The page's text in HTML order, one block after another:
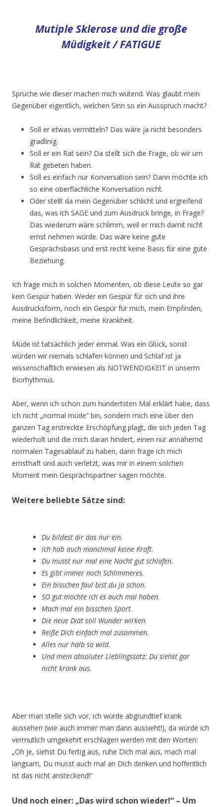
Mutiple Sklerose und die große
Müdigkeit / FATIGUE
Sprüche wie dieser machen mich wütend. Was glaubt mein
Gegenüber eigentlich, welchen Sinn so ein Ausspruch macht?
Soll er etwas vermitteln? Das wäre ja nicht besonders
gradlinig.
Soll er ein Rat sein? Da stellt sich die Frage, ob wir um
Rat gebeten haben.
Soll es einfach nur Konversation sein? Dann möchte ich
so eine oberflächliche Konversation nicht.
Oder stellt da mein Gegenüber schlicht und ergreifend
das, was ich SAGE und zum Ausdruck bringe, in Frage?
Das wiederum wäre schlimm, weil er mich damit nicht
ernst nehmen würde. Das wäre keine gute
Gesprächsbasis und erst recht keine Basis für eine gute
Beziehung.
Ich frage mich in solchen Momenten, ob diese Leute so gar
kein Gespür haben. Weder ein Gespür für sich und ihre
Ausdrucksform, noch ein Gespür für mich, mein Empfinden,
meine Befindlichkeit, meine Krankheit.
Müde ist tatsächlich jeder einmal. Was ein Glück, sonst
würden wir niemals schlafen können und Schlaf ist ja
wissenschaftlich erwiesen als NOTWENDIGKEIT in unserm
Biorhythmus.
Aber, wenn ich schon zum hundertsten Mal erklärt habe, dass
ich nicht „normal müde“ bin, sondern mich eine über den
ganzen Tag erstreckte Erschöpfung plagt, die sich jeden Tag
wiederholt und die mich daran hindert, einen nur annähernd
normalen Tagesablauf zu haben, dann frage ich mich
ernsthaft und auch verletzt, was mir in einem solchen
Moment mein Gesprächspartner sagen möchte.
Weitere beliebte Sätze sind:
Du bildest dir das nur ein.
Ich hab auch manchmal keine Kraft.
Du musst nur mal eine Nacht gut schlafen.
Es gibt immer noch Schlimmeres.
Ein bisschen faul bist du ja schon.
SO gut möchte ich es auch mal haben.
Mach mal ein bisschen Sport.
Die neue Diät soll Wunder wirken.
Reiße Dich einfach mal zusammen.
Alles nur halb so wild.
Und mein absoluter Lieblingssatz: Du siehst gar
nicht krank aus.
Aber man stelle sich vor, ich würde abgrundtief krank
aussehen (wie auch immer man dann aussieht!), da würde ich
vermutlich umgekehrt erschlagen werden mit den Worten:
„Oh je, siehst Du fertig aus, ruhe Dich mal aus, mach mal
langsam, Du musst auch mal an Dich denken und hoffentlich
ist das nicht ansteckend!“
Und noch einer: „Das wird schon wieder!“ – Um